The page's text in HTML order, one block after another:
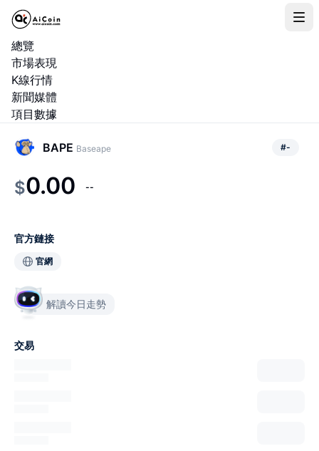
總覽
市場表現
K線行情
新聞媒體
項目數據
BAPE Baseape #-
$0.00 --
官方鏈接
官網
解讀今日走勢
交易